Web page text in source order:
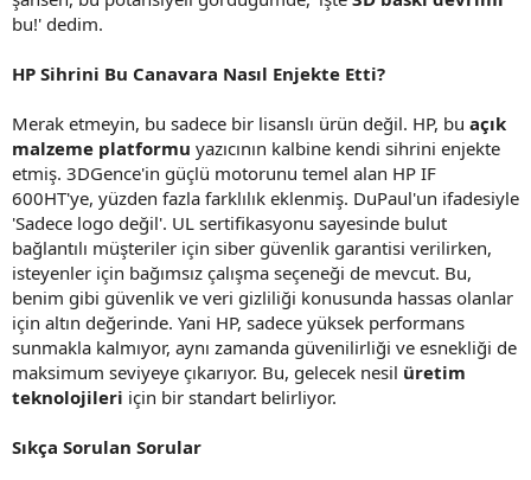
bu!' dedim.
HP Sihrini Bu Canavara Nasıl Enjekte Etti?
Merak etmeyin, bu sadece bir lisanslı ürün değil. HP, bu açık
malzeme platformu yazıcının kalbine kendi sihrini enjekte
etmiş. 3DGence'in güçlü motorunu temel alan HP IF
600HT'ye, yüzden fazla farklılık eklenmiş. DuPaul'un ifadesiyle
'Sadece logo değil'. UL sertifikasyonu sayesinde bulut
bağlantılı müşteriler için siber güvenlik garantisi verilirken,
isteyenler için bağımsız çalışma seçeneği de mevcut. Bu,
benim gibi güvenlik ve veri gizliliği konusunda hassas olanlar
için altın değerinde. Yani HP, sadece yüksek performans
sunmakla kalmıyor, aynı zamanda güvenilirliği ve esnekliği de
maksimum seviyeye çıkarıyor. Bu, gelecek nesil üretim
teknolojileri için bir standart belirliyor.
Sıkça Sorulan Sorular